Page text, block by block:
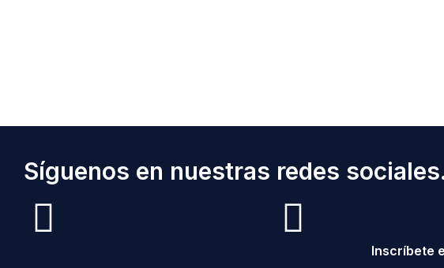
Síguenos en nuestras redes
Inscríbete